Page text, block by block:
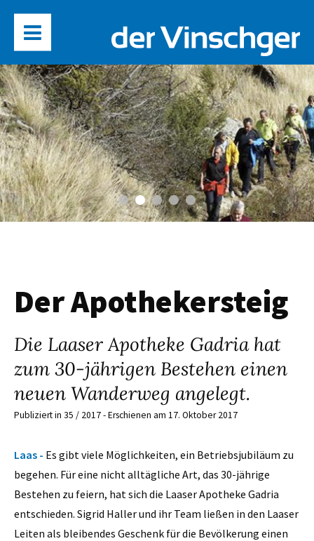
Der Apothekersteig
Die Laaser Apotheke Gadria hat
zum 30-jährigen Bestehen einen
neuen Wanderweg angelegt.
Publiziert in 35 / 2017 - Erschienen am 17. Oktober 2017
Laas - Es gibt viele Möglichkeiten, ein Betriebsjubiläum zu
be­gehen. Für eine nicht alltägliche Art, das 30-jährige
Bestehen zu feiern, hat sich die Laaser Apotheke Gadria
entschieden. Sigrid Haller und ihr Team ließen in den Laaser
Leiten als bleibendes Geschenk für die Bevölkerung einen